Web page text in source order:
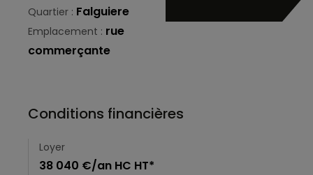
Quartier : Falguiere
Emplacement : rue
commerçante
Conditions financières
Loyer
38 040 €/an HC HT*